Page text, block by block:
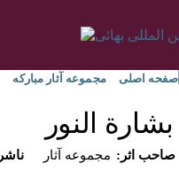
صفحه اصلی مجموعه آثار مبارکه
بشارة النور
:ناشر مجموعه آثار
:صاحب اثر